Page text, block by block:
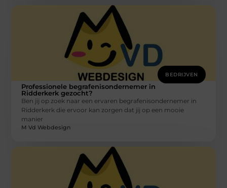
BEDRIJVEN
Professionele begrafenisondernemer in
Ridderkerk gezocht?
Ben jij op zoek naar een ervaren begrafenisondernemer in
Ridderkerk die ervoor kan zorgen dat jij op een mooie
manier
M Vd Webdesign